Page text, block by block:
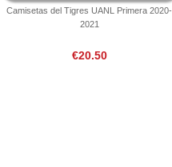
Camisetas del Tigres UANL Primera 2020-
2021
€20.50